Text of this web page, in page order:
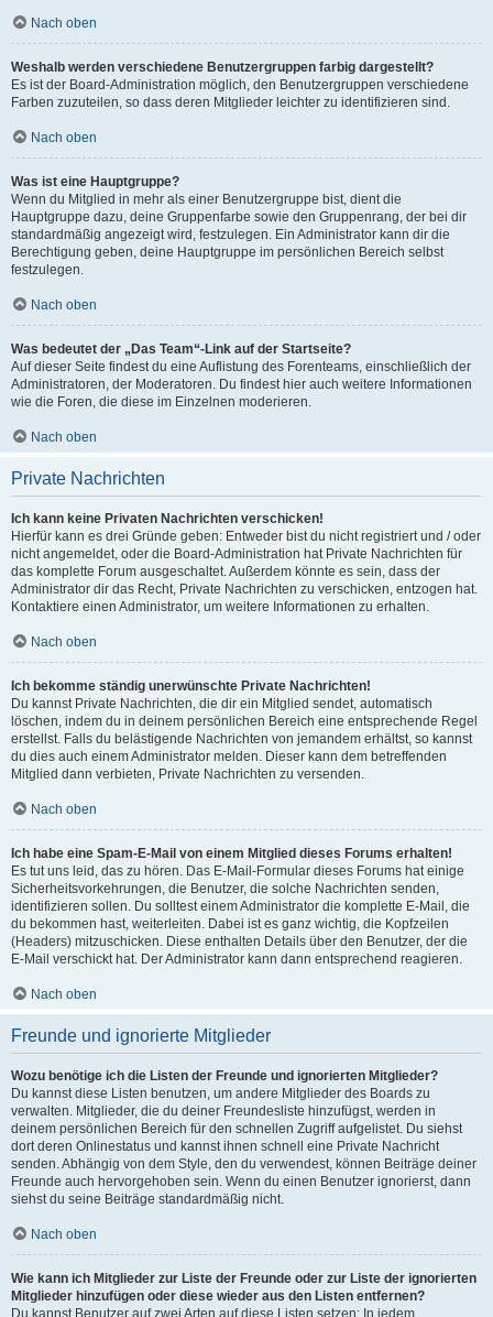
Nach oben
Weshalb werden verschiedene Benutzergruppen farbig dargestellt?
Es ist der Board-Administration möglich, den Benutzergruppen verschiedene
Farben zuzuteilen, so dass deren Mitglieder leichter zu identifizieren sind.
Nach oben
Was ist eine Hauptgruppe?
Wenn du Mitglied in mehr als einer Benutzergruppe bist, dient die
Hauptgruppe dazu, deine Gruppenfarbe sowie den Gruppenrang, der bei dir
standardmäßig angezeigt wird, festzulegen. Ein Administrator kann dir die
Berechtigung geben, deine Hauptgruppe im persönlichen Bereich selbst
festzulegen.
Nach oben
Was bedeutet der „Das Team“-Link auf der Startseite?
Auf dieser Seite findest du eine Auflistung des Forenteams, einschließlich der
Administratoren, der Moderatoren. Du findest hier auch weitere Informationen
wie die Foren, die diese im Einzelnen moderieren.
Nach oben
Private Nachrichten
Ich kann keine Privaten Nachrichten verschicken!
Hierfür kann es drei Gründe geben: Entweder bist du nicht registriert und / oder
nicht angemeldet, oder die Board-Administration hat Private Nachrichten für
das komplette Forum ausgeschaltet. Außerdem könnte es sein, dass der
Administrator dir das Recht, Private Nachrichten zu verschicken, entzogen hat.
Kontaktiere einen Administrator, um weitere Informationen zu erhalten.
Nach oben
Ich bekomme ständig unerwünschte Private Nachrichten!
Du kannst Private Nachrichten, die dir ein Mitglied sendet, automatisch
löschen, indem du in deinem persönlichen Bereich eine entsprechende Regel
erstellst. Falls du belästigende Nachrichten von jemandem erhältst, so kannst
du dies auch einem Administrator melden. Dieser kann dem betreffenden
Mitglied dann verbieten, Private Nachrichten zu versenden.
Nach oben
Ich habe eine Spam-E-Mail von einem Mitglied dieses Forums erhalten!
Es tut uns leid, das zu hören. Das E-Mail-Formular dieses Forums hat einige
Sicherheitsvorkehrungen, die Benutzer, die solche Nachrichten senden,
identifizieren sollen. Du solltest einem Administrator die komplette E-Mail, die
du bekommen hast, weiterleiten. Dabei ist es ganz wichtig, die Kopfzeilen
(Headers) mitzuschicken. Diese enthalten Details über den Benutzer, der die
E-Mail verschickt hat. Der Administrator kann dann entsprechend reagieren.
Nach oben
Freunde und ignorierte Mitglieder
Wozu benötige ich die Listen der Freunde und ignorierten Mitglieder?
Du kannst diese Listen benutzen, um andere Mitglieder des Boards zu
verwalten. Mitglieder, die du deiner Freundesliste hinzufügst, werden in
deinem persönlichen Bereich für den schnellen Zugriff aufgelistet. Du siehst
dort deren Onlinestatus und kannst ihnen schnell eine Private Nachricht
senden. Abhängig von dem Style, den du verwendest, können Beiträge deiner
Freunde auch hervorgehoben sein. Wenn du einen Benutzer ignorierst, dann
siehst du seine Beiträge standardmäßig nicht.
Nach oben
Wie kann ich Mitglieder zur Liste der Freunde oder zur Liste der ignorierten
Mitglieder hinzufügen oder diese wieder aus den Listen entfernen?
Du kannst Benutzer auf zwei Arten auf diese Listen setzen: In jedem